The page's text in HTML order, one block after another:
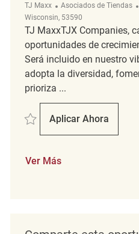
TJ Maxx Categoría
Asociados de Tiendas
Wisconsin, 53590
TJ MaxxTJX Companies,
oportunidades de
Será incluido en nuestro
adopta la diversidad,
prioriza ...
Salvar Merchandising
Aplicar Ahora
Ver Más